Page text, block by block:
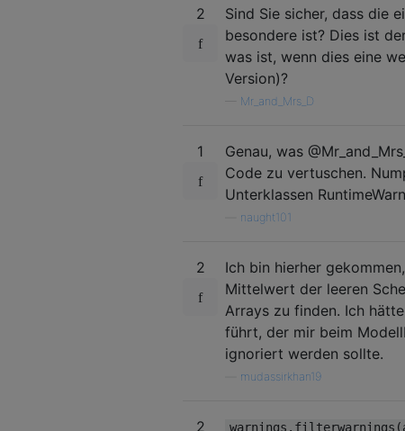
2
Sind Sie sicher, dass die
besondere ist? Dies ist
was ist, wenn dies eine
Version)?
Mr_and_Mrs_D
1
Genau, was
Code zu vertuschen.
Unterklassen
naught101
2
Ich bin hierher
Mittelwert der leeren
Arrays zu finden. Ich
führt, der mir beim
ignoriert werden sollte.
mudassirkhan19
2